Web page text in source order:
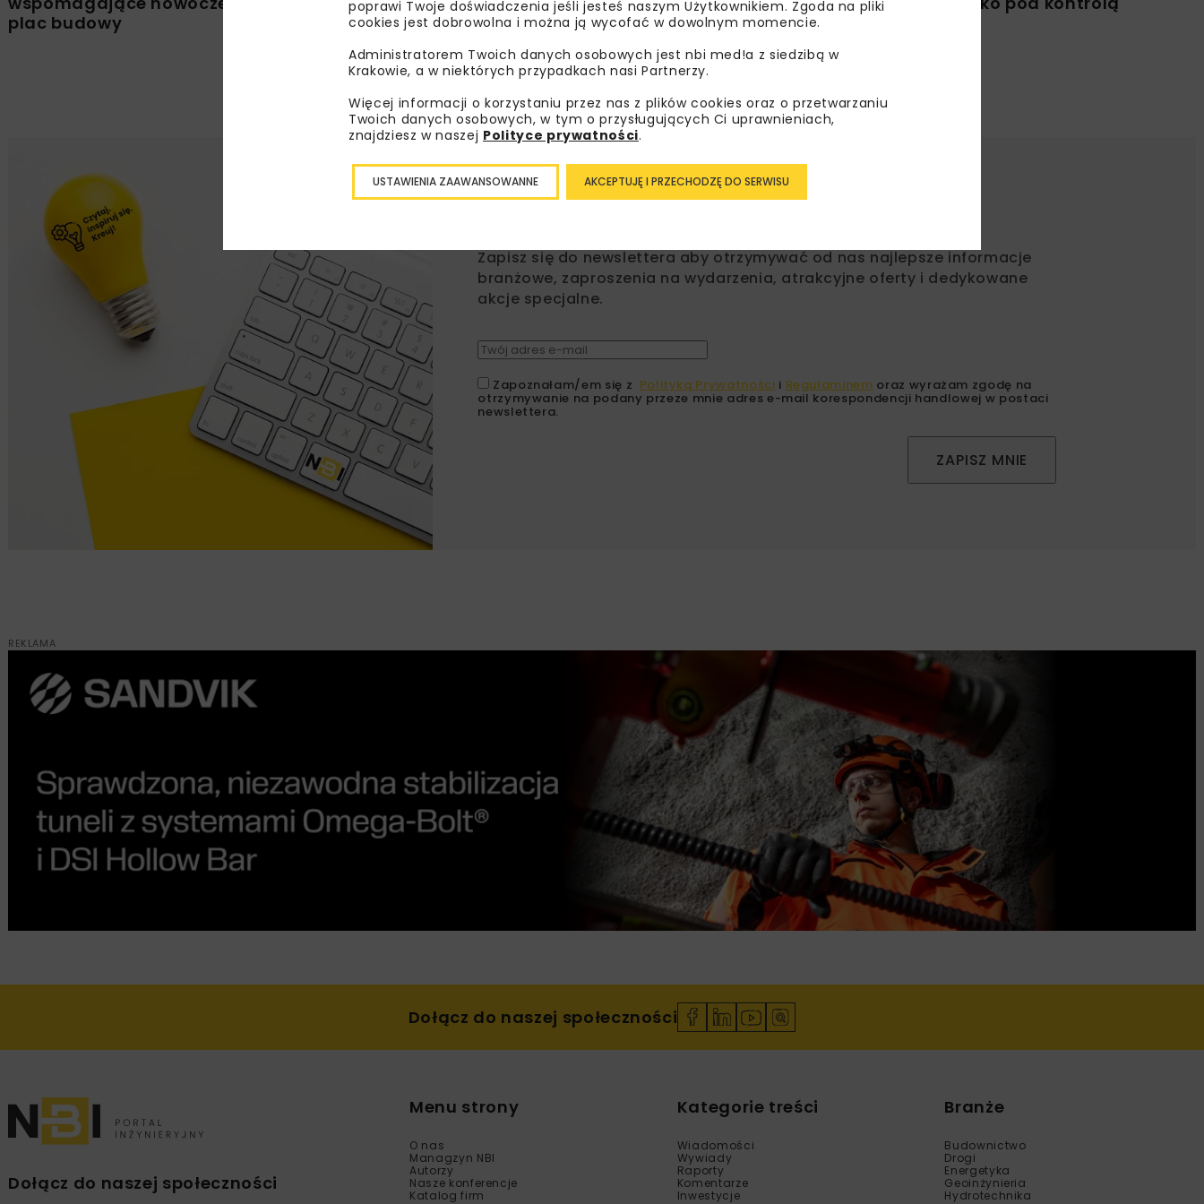
plac budowy
w praktyce
Zapisz się do newslettera aby otrzymywać od nas najlepsze informacje
branżowe, zaproszenia na wydarzenia, atrakcyjne oferty i dedykowane
akcje specjalne.
Zapoznałam/em się z Polityką Prywatności i Regulaminem oraz wyrażam zgodę na
otrzymywanie na podany przeze mnie adres e-mail korespondencji handlowej w postaci
newslettera.
ZAPISZ MNIE
REKLAMA
Dołącz do naszej społeczności
Dołącz do naszej społeczności
Menu strony
O nas
Managzyn NBI
Autorzy
Nasze konferencje
Katalog firm
Kategorie treści
Wiadomości
Wywiady
Raporty
Komentarze
Inwestycje
Branże
Budownictwo
Drogi
Energetyka
Geoinżynieria
Hydrotechnika
poprawi Twoje doświadczenia jeśli jesteś naszym Użytkownikiem. Zgoda na pliki
cookies jest dobrowolna i można ją wycofać w dowolnym momencie.
Administratorem Twoich danych osobowych jest nbi med!a z siedzibą w
Krakowie, a w niektórych przypadkach nasi Partnerzy.
Więcej informacji o korzystaniu przez nas z plików cookies oraz o przetwarzaniu
Twoich danych osobowych, w tym o przysługujących Ci uprawnieniach,
znajdziesz w naszej Polityce prywatności.
AKCEPTUJĘ I PRZECHODZĘ DO SERWISU
USTAWIENIA ZAAWANSOWANNE